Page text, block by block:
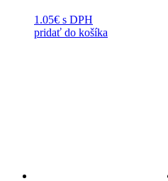
1.05€ s DPH
pridať do košíka